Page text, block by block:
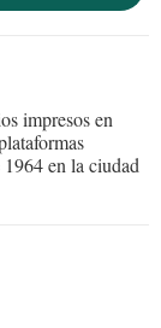
impresos en
en la ciudad